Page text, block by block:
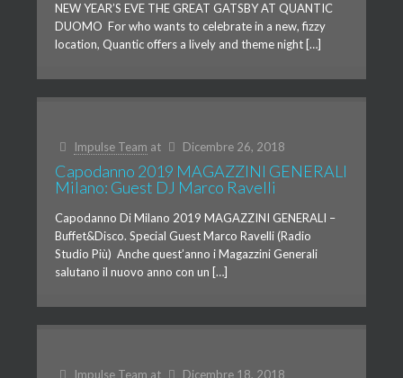
NEW YEAR’S EVE THE GREAT GATSBY AT QUANTIC
DUOMO For who wants to celebrate in a new, fizzy
location, Quantic offers a lively and theme night […]
Impulse Team at Dicembre 26, 2018
Capodanno 2019 MAGAZZINI GENERALI
Milano: Guest DJ Marco Ravelli
Capodanno Di Milano 2019 MAGAZZINI GENERALI –
Buffet&Disco. Special Guest Marco Ravelli (Radio
Studio Più) Anche quest’anno i Magazzini Generali
salutano il nuovo anno con un […]
Impulse Team at Dicembre 18, 2018